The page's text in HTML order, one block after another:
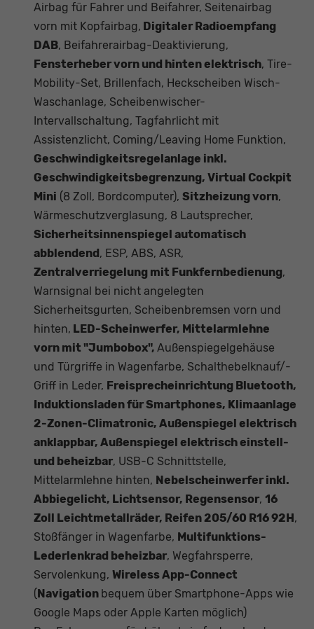
Airbag für Fahrer und Beifahrer, Seitenairbag
vorn mit Kopfairbag, Digitaler Radioempfang
DAB, Beifahrerairbag-Deaktivierung,
Fensterheber vorn und hinten elektrisch, Tire-
Mobility-Set, Brillenfach, Heckscheiben Wisch-
Waschanlage, Scheibenwischer-
Intervallschaltung, Tagfahrlicht mit
Assistenzlicht, Coming/Leaving Home Funktion,
Geschwindigkeitsregelanlage inkl.
Geschwindigkeitsbegrenzung, Virtual Cockpit
Mini (8 Zoll, Bordcomputer), Sitzheizung vorn,
Wärmeschutzverglasung, 8 Lautsprecher,
Sicherheitsinnenspiegel automatisch
abblendend , ESP, ABS, ASR,
Zentralverriegelung mit Funkfernbedienung,
Warnsignal bei nicht angelegten
Sicherheitsgurten, Scheibenbremsen vorn und
hinten, LED-Scheinwerfer, Mittelarmlehne
vorn mit "Jumbobox", Außenspiegelgehäuse
und Türgriffe in Wagenfarbe, Schalthebelknauf/-
Griff in Leder, Freisprecheinrichtung Bluetooth,
Induktionsladen für Smartphones, Klimaanlage
2-Zonen-Climatronic, Außenspiegel elektrisch
anklappbar, Außenspiegel elektrisch einstell-
und beheizbar, USB-C Schnittstelle,
Mittelarmlehne hinten, Nebelscheinwerfer inkl.
Abbiegelicht, Lichtsensor, Regensensor, 16
Zoll Leichtmetallräder, Reifen 205/60 R16 92H ,
Stoßfänger in Wagenfarbe, Multifunktions-
Lederlenkrad beheizbar, Wegfahrsperre,
Servolenkung, Wireless App-Connect
( Navigation bequem über Smartphone-Apps wie
Google Maps oder Apple Karten möglich)